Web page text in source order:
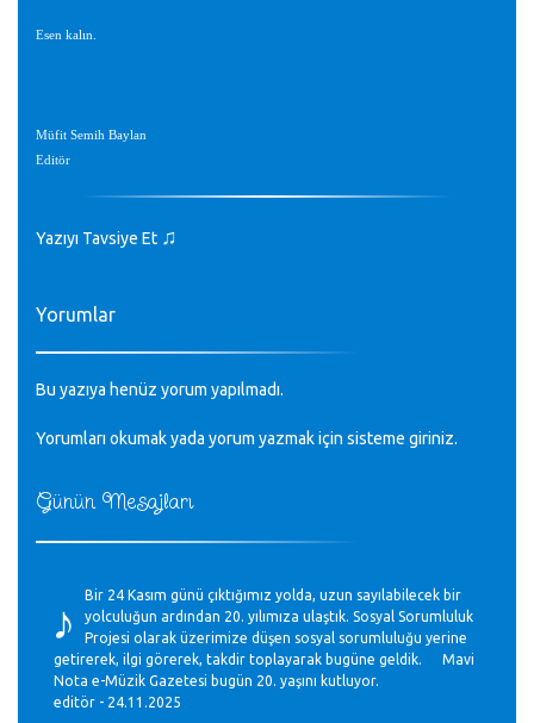
Günün Mesajları
♪
Bir 24 Kasım günü çıktığımız yolda, uzun sayılabilecek bir
yolculuğun ardından 20. yılımıza ulaştık. Sosyal Sorumluluk
Projesi olarak üzerimize düşen sosyal sorumluluğu yerine
getirerek, ilgi görerek, takdir toplayarak bugüne geldik. Mavi
Nota e-Müzik Gazetesi bugün 20. yaşını kutluyor.
editör - 24.11.2025
Esen kalın.
Müfit Semih Baylan
Editör
Yazıyı Tavsiye Et ♫
Yorumlar
Bu yazıya henüz yorum yapılmadı.
Yorumları okumak yada yorum yazmak için sisteme giriniz.